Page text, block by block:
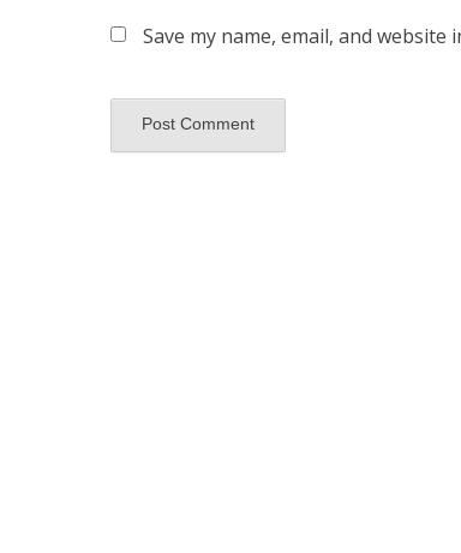
Save my name, email, and